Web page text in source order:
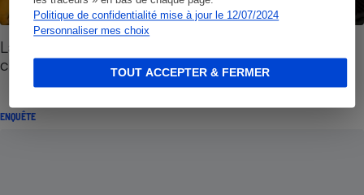
Politique de confidentialité mise à jour le 12/07/2024
Personnaliser mes choix
TOUT ACCEPTER & FERMER
Labels alimentaires - Zoom sur les cahiers des
charges
ENQUÊTE